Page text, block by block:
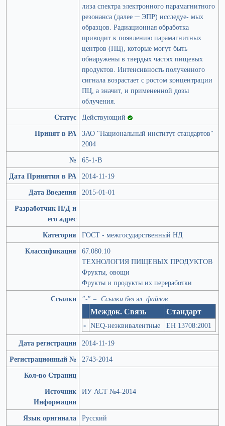
лиза спектра электронного парамагнитного
резонанса (далее ─ ЭПР) исследуе- мых
образцов. Радиационная обработка
приводит к появлению парамагнитных
центров (ПЦ), которые могут быть
обнаружены в твердых частях пищевых
продуктов. Интенсивность полученного
сигнала возрастает с ростом концентрации
ПЦ, а значит, и примененной дозы
облучения.
Статус Действующий
Принят в РА ЗАО "Национальный институт стандартов"
2004
№
65-1-В
Дата Принятия в РА 2014-11-19
Дата Введения
2015-01-01
Разработчик Н/Д и
его адрес
Категория
ГОСТ - межгосударственный НД
Классификация
67.080.10
ТЕХНОЛОГИЯ ПИЩЕВЫХ ПРОДУКТОВ
Фрукты, овощи
Фрукты и продукты их переработки
Ссылки
"-" = Ссылки без эл. файлов
Междок. Связь Стандарт
- NEQ-неэквивалентные
ЕН 13708:2001
Дата регистрации 2014-11-19
Регистрационный №
2743-2014
Кол-во Страниц
Источник
Информации
ИУ АСТ №4-2014
Язык оригинала Русский